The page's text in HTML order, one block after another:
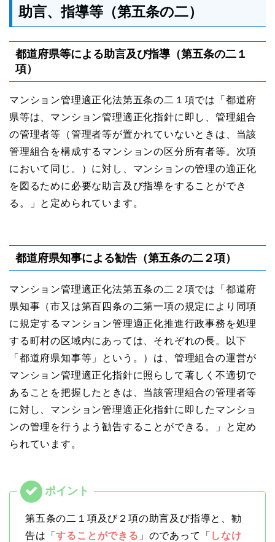
助⾔、指導等（第五条の二）
都道府県等による助言及び指導（第五条の二１
項）
マンション管理適正化法第五条の二１項では「都道府
県等は、マンション管理適正化指針に即し、管理組合
の管理者等（管理者等が置かれていないときは、当該
管理組合を構成するマンションの区分所有者等。次項
において同じ。）に対し、マンションの管理の適正化
を図るために必要な助⾔及び指導をすることができ
る。」と定められています。
都道府県知事による勧告（第五条の二２項）
マンション管理適正化法第五条の二２項では「都道府
県知事（市⼜は第百四条の⼆第⼀項の規定により同項
に規定するマンション管理適正化推進⾏政事務を処理
する町村の区域内にあっては、それぞれの⻑。以下
「都道府県知事等」という。）は、管理組合の運営が
マンション管理適正化指針に照らして著しく不適切で
あることを把握したときは、当該管理組合の管理者等
に対し、マンション管理適正化指針に即したマンショ
ンの管理を⾏うよう勧告することができる。」と定め
られています。
第五条の二１項及び２項の助言及び指導と、勧
告は「することができる 」のであって「
しなけ